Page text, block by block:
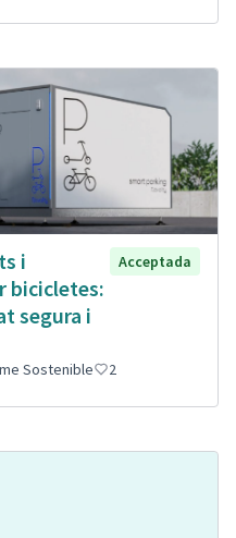
i
bicicletes:
segura i
Acceptada
Sostenible 2